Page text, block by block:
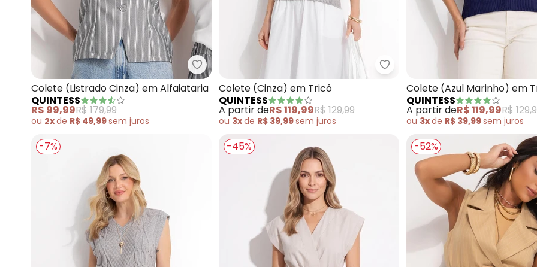
Quintess - Colete (Listrado Cinza) em Alfaiataria
Colete (Listrado Cinza) em Alfaiataria
QUINTESS
R$ 99,99R$ 179,99
ou 2xde R$ 49,99sem juros
Quintess - Colete (Cinza) em
Colete (Cinza) em Tricô
QUINTESS
A partir deR$ 119,99R$ 129,99
ou 3xde R$ 39,99sem juros
Colete (Azul Marinho) em
QUINTESS
A partir deR$ 119,99R$
ou 3xde R$ 39,99sem juros
-7% -45% -52%